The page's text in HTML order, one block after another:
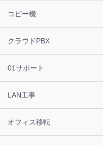
コピー機
クラウドPBX
01サポート
LAN工事
オフィス移転